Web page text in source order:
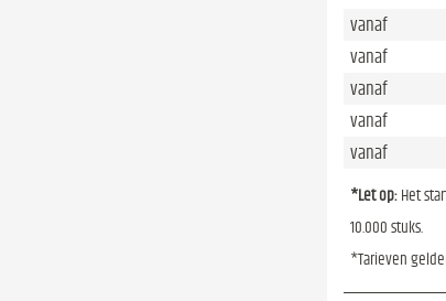
vanaf
vanaf
vanaf
vanaf
vanaf
*Let op: Het
10.000 stuks.
*Tarieven